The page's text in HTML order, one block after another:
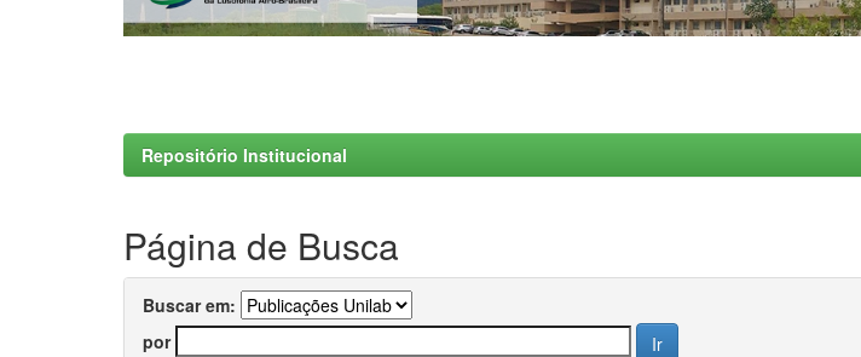
Repositório Institucional
Página de Busca
Buscar em:
por